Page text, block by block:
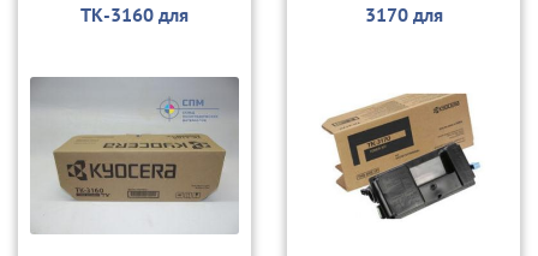
ТК-3160 для
55dn/P3060dn/M3145d
n/M3645
3170 для